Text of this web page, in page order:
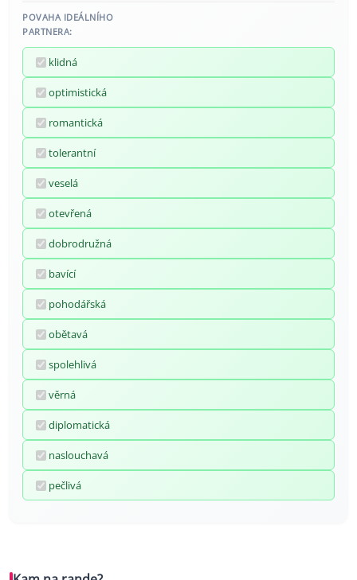
POVAHA IDEÁLNÍHO
PARTNERA:
klidná
optimistická
romantická
tolerantní
veselá
otevřená
dobrodružná
bavící
pohodářská
obětavá
spolehlivá
věrná
diplomatická
naslouchavá
pečlivá